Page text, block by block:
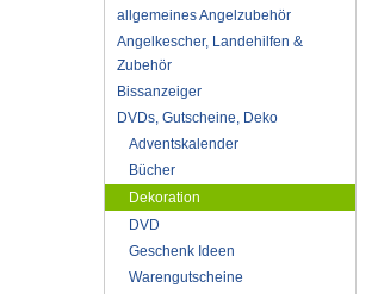
allgemeines Angelzubehör
Angelkescher, Landehilfen &
Zubehör
Bissanzeiger
DVDs, Gutscheine, Deko
Adventskalender
Bücher
Dekoration
DVD
Geschenk Ideen
Warengutscheine